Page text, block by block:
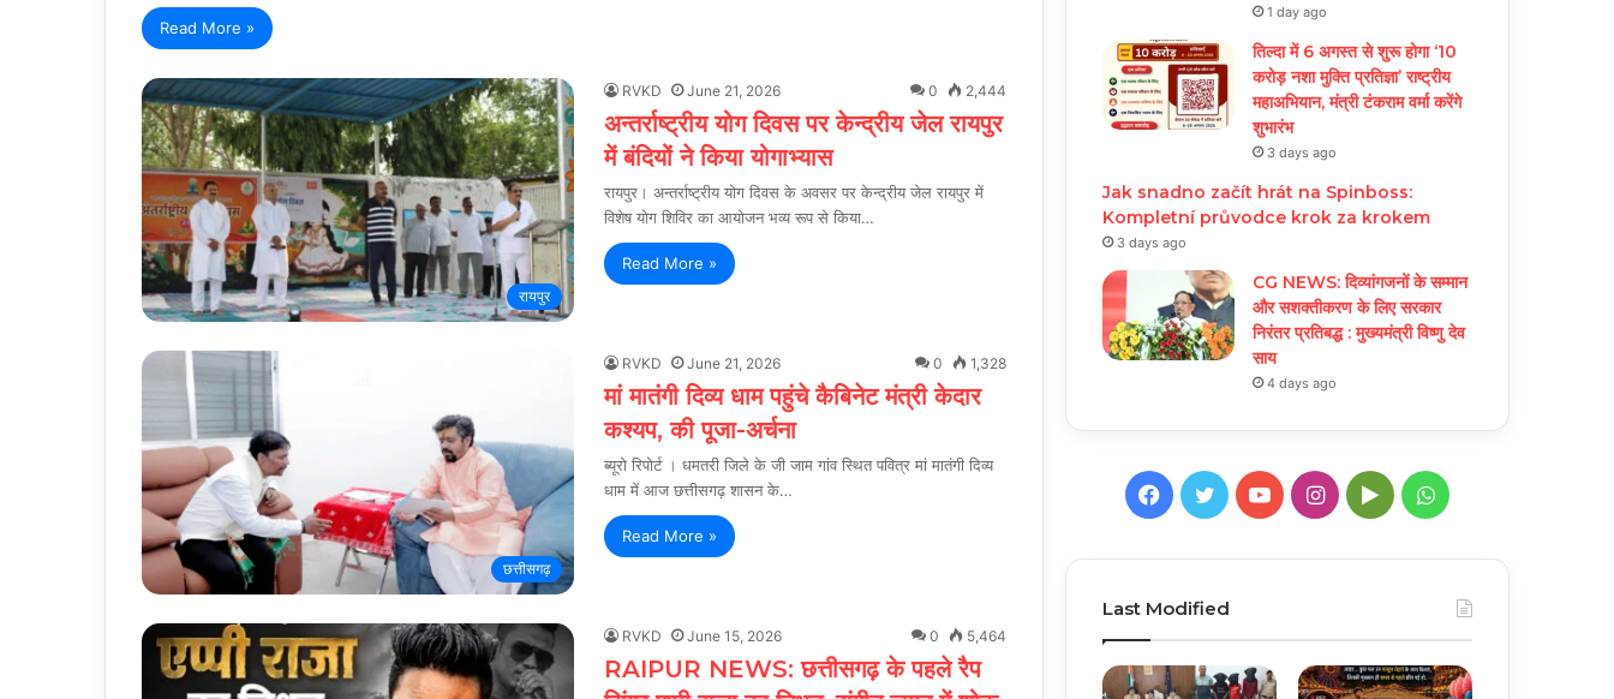
Read More »
रायपुर
RVKD June 21, 2026 0 2,444
अन्तर्राष्ट्रीय योग दिवस पर केन्द्रीय जेल रायपुर
में बंदियों ने किया योगाभ्यास
रायपुर। अन्तर्राष्ट्रीय योग दिवस के अवसर पर केन्द्रीय जेल रायपुर में
विशेष योग शिविर का आयोजन भव्य रूप से किया…
Read More »
छत्तीसगढ़
RVKD June 21, 2026 0 1,328
मां मातंगी दिव्य धाम पहुंचे कैबिनेट मंत्री केदार
कश्यप, की पूजा-अर्चना
ब्यूरो रिपोर्ट । धमतरी जिले के जी जाम गांव स्थित पवित्र मां मातंगी दिव्य
धाम में आज छत्तीसगढ़ शासन के…
Read More »
RVKD June 15, 2026 0 5,464
RAIPUR NEWS: छत्तीसगढ़ के पहले रैप
1 day ago
तिल्दा में 6 अगस्त से शुरू होगा ‘10
करोड़ नशा मुक्ति प्रतिज्ञा’ राष्ट्रीय
महाअभियान, मंत्री टंकराम वर्मा करेंगे
शुभारंभ
3 days ago
Jak snadno začít hrát na Spinboss:
Kompletní průvodce krok za krokem
3 days ago
CG NEWS: दिव्यांगजनों के सम्मान
और सशक्तीकरण के लिए सरकार
निरंतर प्रतिबद्ध : मुख्यमंत्री विष्णु देव
साय
4 days ago
Facebook
TwitterYouTubeInstagram
GoogleWhatsApp
Last Modified